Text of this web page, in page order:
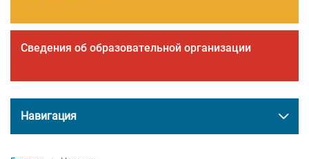
Сведения об образовательной организации
Навигация